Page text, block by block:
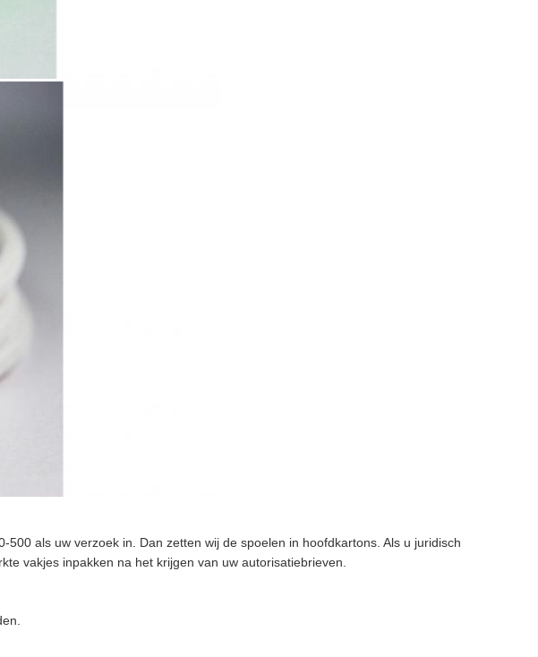
als uw verzoek in. Dan zetten wij de spoelen in hoofdkartons. Als u juridisch
vakjes inpakken na het krijgen van uw autorisatiebrieven.